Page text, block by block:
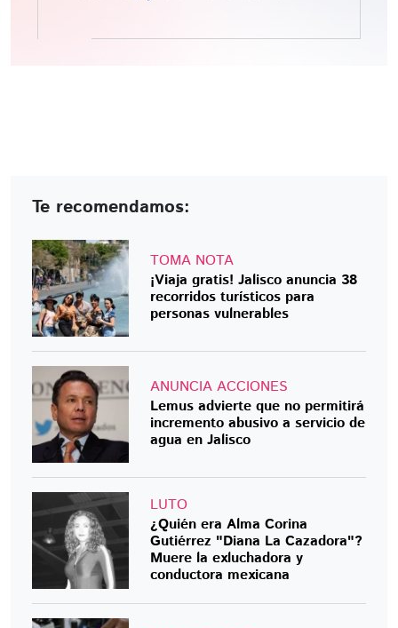
Te recomendamos:
TOMA NOTA
¡Viaja gratis! Jalisco anuncia 38
recorridos turísticos para
personas vulnerables
ANUNCIA ACCIONES
Lemus advierte que no permitirá
incremento abusivo a servicio de
agua en Jalisco
LUTO
¿Quién era Alma Corina
Gutiérrez "Diana La Cazadora"?
Muere la exluchadora y
conductora mexicana